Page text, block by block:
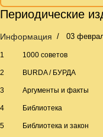
Периодические
Информация 03
1 1000 советов
2 BURDA / БУРДА
3 Аргументы и факты
4 Библиотека
5 Библиотека и закон